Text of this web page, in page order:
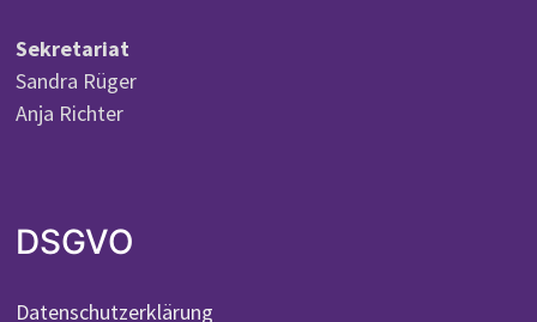
Sekretariat
Sandra Rüger
Anja Richter
DSGVO
Datenschutzerklärung